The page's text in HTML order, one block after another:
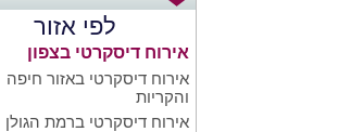
לפי אזור
אירוח דיסקרטי בצפון
אירוח דיסקרטי באזור חיפה
והקריות
אירוח דיסקרטי ברמת הגולן